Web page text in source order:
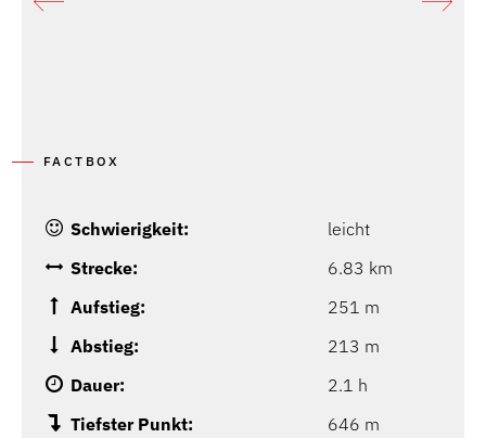
FACTBOX
Schwierigkeit:
leicht
Strecke:
6.83 km
Aufstieg:
251 m
Abstieg:
213 m
Dauer:
2.1 h
Tiefster Punkt:
646 m